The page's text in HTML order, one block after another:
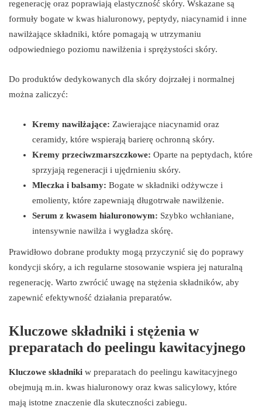
regenerację oraz poprawiają elastyczność skóry. Wskazane są
formuły bogate w kwas hialuronowy, peptydy, niacynamid i inne
nawilżające składniki, które pomagają w utrzymaniu
odpowiedniego poziomu nawilżenia i sprężystości skóry.
Do produktów dedykowanych dla skóry dojrzałej i normalnej
można zaliczyć:
Kremy nawilżające: Zawierające niacynamid oraz
ceramidy, które wspierają barierę ochronną skóry.
Kremy przeciwzmarszczkowe: Oparte na peptydach, które
sprzyjają regeneracji i ujędrnieniu skóry.
Mleczka i balsamy: Bogate w składniki odżywcze i
emolienty, które zapewniają długotrwałe nawilżenie.
Serum z kwasem hialuronowym: Szybko wchłaniane,
intensywnie nawilża i wygładza skórę.
Prawidłowo dobrane produkty mogą przyczynić się do poprawy
kondycji skóry, a ich regularne stosowanie wspiera jej naturalną
regenerację. Warto zwrócić uwagę na stężenia składników, aby
zapewnić efektywność działania preparatów.
Kluczowe składniki i stężenia w
preparatach do peelingu kawitacyjnego
Kluczowe składniki w preparatach do peelingu kawitacyjnego
obejmują m.in. kwas hialuronowy oraz kwas salicylowy, które
mają istotne znaczenie dla skuteczności zabiegu.